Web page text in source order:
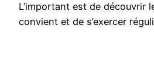
L’important est de découvrir
convient et de s’exercer